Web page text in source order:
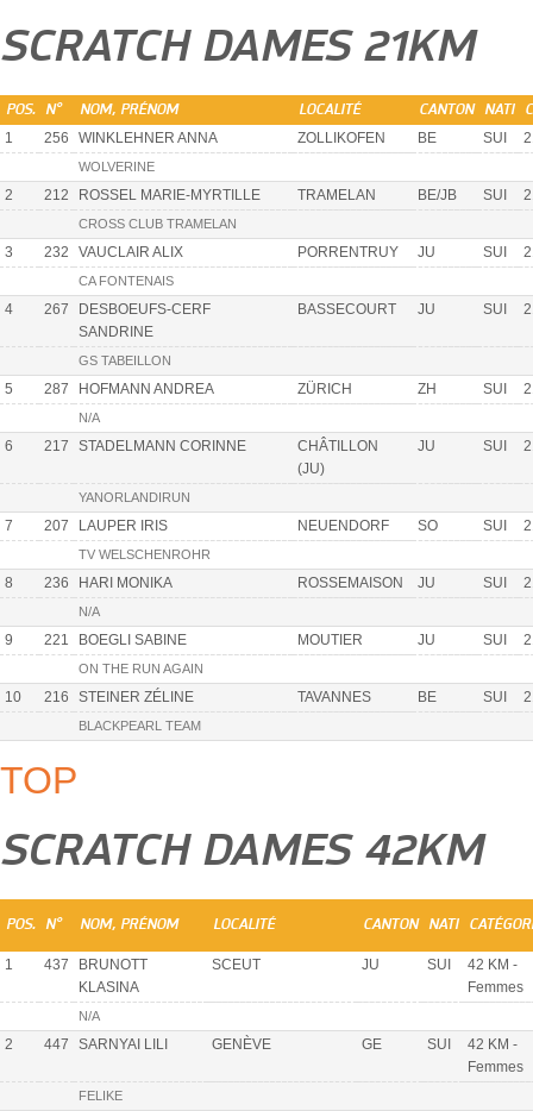
SCRATCH DAMES 21KM
POS. N° NOM, PRÉNOM LOCALITÉ CANTON NATI
1 256 WINKLEHNER ANNA ZOLLIKOFEN BE SUI
WOLVERINE
2 212 ROSSEL MARIE-MYRTILLE TRAMELAN BE/JB SUI
CROSS CLUB TRAMELAN
3 232 VAUCLAIR ALIX PORRENTRUY JU SUI
CA FONTENAIS
4 267
DESBOEUFS-CERF
SANDRINE
BASSECOURT JU SUI
GS TABEILLON
5 287 HOFMANN ANDREA ZÜRICH ZH SUI
N/A
6 217 STADELMANN CORINNE
CHÂTILLON
(JU)
JU SUI
YANORLANDIRUN
7 207 LAUPER IRIS NEUENDORF SO SUI
TV WELSCHENROHR
8 236 HARI MONIKA ROSSEMAISON JU SUI
N/A
9 221 BOEGLI SABINE MOUTIER JU SUI
ON THE RUN AGAIN
10 216 STEINER ZÉLINE TAVANNES BE SUI
BLACKPEARL TEAM
TOP
SCRATCH DAMES 42KM
POS. N° NOM, PRÉNOM LOCALITÉ CANTON NATI
1 437
BRUNOTT
KLASINA
SCEUT JU SUI
42 KM -
Femmes
N/A
2 447 SARNYAI LILI GENÈVE GE SUI
42 KM -
Femmes
FELIKE